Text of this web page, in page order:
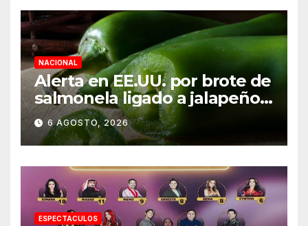
NACIONAL
Alerta en EE.UU. por brote de
salmonela ligado a jalapeños
mexicanos; reportan 345
casos
6 AGOSTO, 2026
ESPECTACULOS